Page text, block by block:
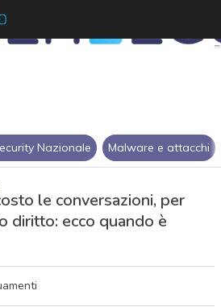
Nazionale Malware e attacchi
le conversazioni, per
diritto: ecco quando è